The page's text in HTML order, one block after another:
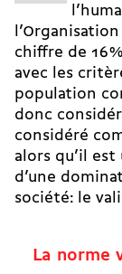
chiffre de 16
avec les
population
donc
considéré
alors qu’il
d’une
société: le
La norme